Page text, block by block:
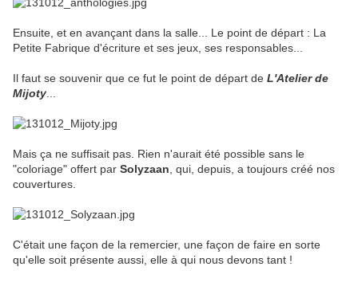
Ensuite, et en avançant dans la salle... Le point de départ : La
Petite Fabrique d'écriture et ses jeux, ses responsables...
Il faut se souvenir que ce fut le point de départ de L'Atelier de
Mijoty
Mais ça ne suffisait pas. Rien n'aurait été possible sans le
"coloriage" offert par Solyzaan , qui, depuis, a toujours créé nos
couvertures.
C'était une façon de la remercier, une façon de faire en sorte
qu'elle soit présente aussi, elle à qui nous devons tant !